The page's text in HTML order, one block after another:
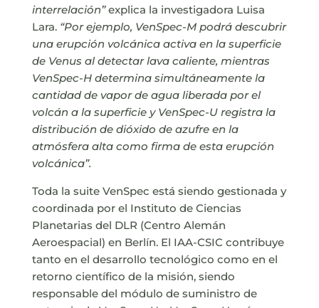
interrelación”explica la investigadora Luisa
Lara. “Por ejemplo, VenSpec-M podrá descubrir
una erupción volcánica activa en la superficie
de Venus al detectar lava caliente, mientras
VenSpec-H determina simultáneamente la
cantidad de vapor de agua liberada por el
volcán a la superficie y VenSpec-U registra la
distribución de dióxido de azufre en la
atmósfera alta como firma de esta erupción
volcánica”.
Toda la suite VenSpec está siendo gestionada y
coordinada por el Instituto de Ciencias
Planetarias del DLR (Centro Alemán
Aeroespacial) en Berlín. El IAA-CSIC contribuye
tanto en el desarrollo tecnológico como en el
retorno científico de la misión, siendo
responsable del módulo de suministro de